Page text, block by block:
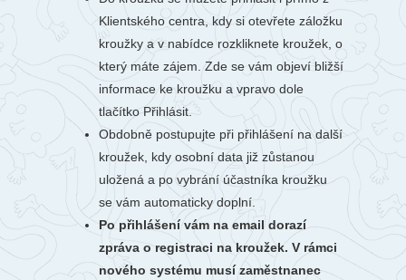
Klientského centra, kdy si otevřete záložku
kroužky a v nabídce rozkliknete kroužek, o
který máte zájem. Zde se vám objeví bližší
informace ke kroužku a vpravo dole
tlačítko Přihlásit.
Obdobně postupujte při přihlášení na další
kroužek, kdy osobní data již zůstanou
uložená a po vybrání účastníka kroužku
se vám automaticky doplní.
Po přihlášení vám na email dorazí
zpráva o registraci na kroužek. V rámci
nového systému musí zaměstnanec